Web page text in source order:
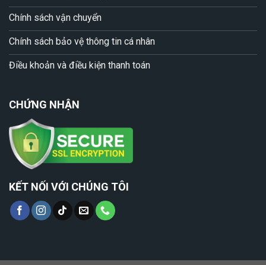
Chính sách vận chuyển
Chính sách bảo vệ thông tin cá nhân
Điều khoản và điều kiện thanh toán
CHỨNG NHẬN
KẾT NỐI VỚI CHÚNG TÔI